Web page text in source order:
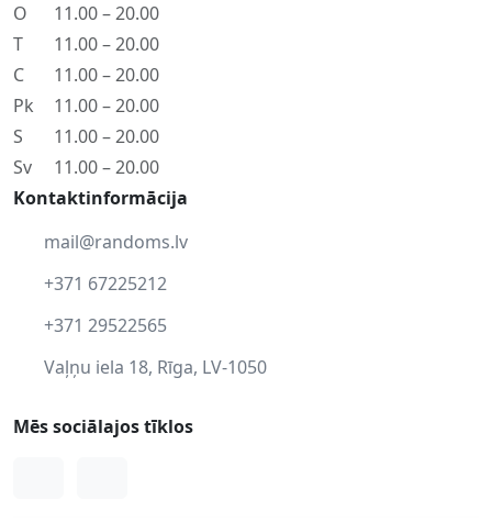
O
11.00 – 20.00
T
11.00 – 20.00
C
11.00 – 20.00
Pk
11.00 – 20.00
S
11.00 – 20.00
Sv
11.00 – 20.00
Kontaktinformācija
mail@randoms.lv
+371 67225212
+371 29522565
Vaļņu iela 18, Rīga, LV-1050
Mēs sociālajos tīklos